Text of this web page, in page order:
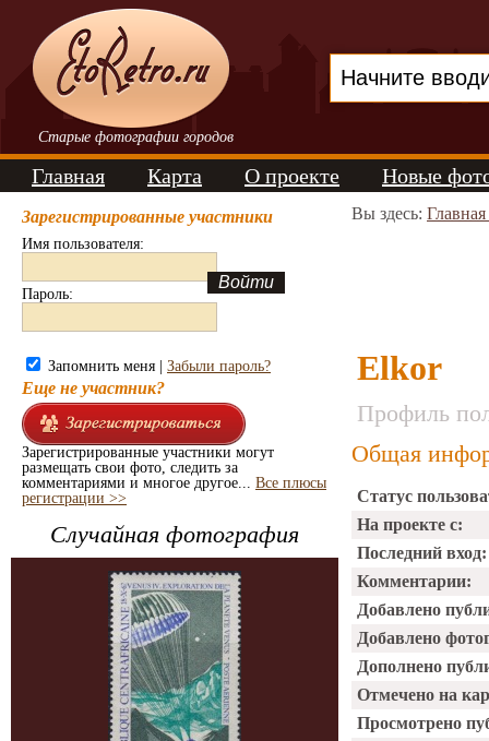
Старые фотографии городов
Главная Карта О проекте Новые
Зарегистрированные участники
Имя пользователя:
Пароль:
Запомнить меня | Забыли пароль?
Еще не участник?
Зарегистрированные участники могут
размещать свои фото, следить за
комментариями и многое другое... Все плюсы
регистрации >>
Случайная фотография
Вы здесь:
Elkor
Профиль
Общая
Статус
На проекте с:
Последний вход:
Комментарии:
Добавлено
Добавлено
Дополнено
Отмечено на
Просмотрено